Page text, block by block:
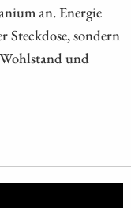
an. Energie
sondern
und